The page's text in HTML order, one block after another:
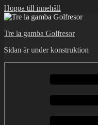
Hoppa till innehåll
Tre la gamba Golfresor
Sidan är under konstruktion